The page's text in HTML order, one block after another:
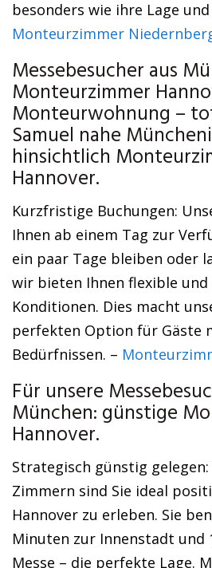
besonders wie ihre Lage
Monteurzimmer
Messebesucher aus
Monteurzimmer
Monteurwohnung –
Samuel nahe
hinsichtlich
Hannover.
Kurzfristige Buchungen:
Ihnen ab einem Tag zur
ein paar Tage bleiben oder
wir bieten Ihnen flexible
Konditionen. Dies macht
perfekten Option für Gäste
Bedürfnissen. –
Für unsere
München: günstige
Hannover.
Strategisch günstig
Zimmern sind Sie ideal
Hannover zu erleben. Sie
Minuten zur Innenstadt und
Messe – die perfekte Lage.